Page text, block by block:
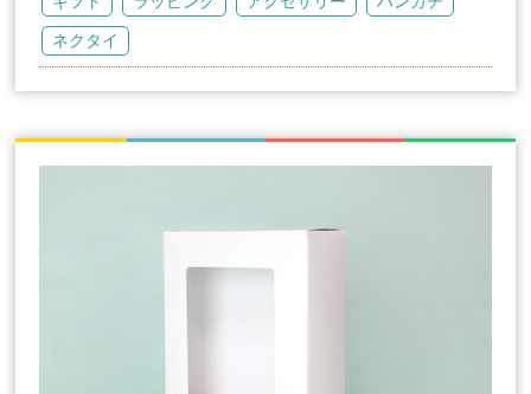
ネクタイ